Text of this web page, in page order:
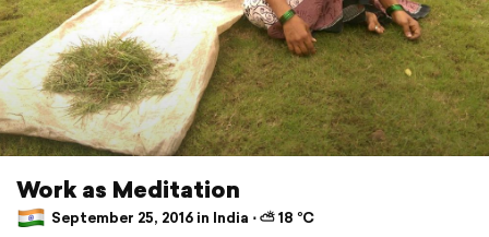
Work as Meditation
September 25, 2016 in India ⋅ ⛅ 18 °C